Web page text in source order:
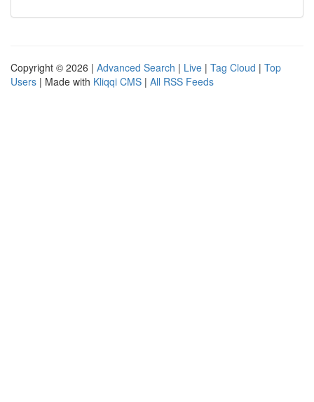
Copyright © 2026 | Advanced Search | Live | Tag Cloud | Top
Users | Made with Kliqqi CMS | All RSS Feeds